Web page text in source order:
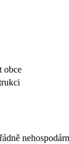
obce